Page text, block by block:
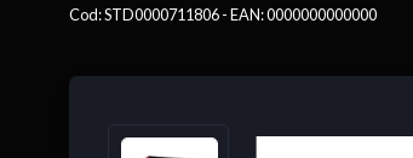
Cod: STD0000711806 - EAN: 0000000000000